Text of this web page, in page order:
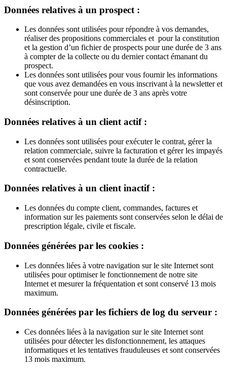
Données relatives à un prospect :
Les données sont utilisées pour répondre à vos demandes,
réaliser des propositions commerciales et pour la constitution
et la gestion d’un fichier de prospects pour une durée de 3 ans
à compter de la collecte ou du dernier contact émanant du
prospect.
Les données sont utilisées pour vous fournir les informations
que vous avez demandées en vous inscrivant à la newsletter et
sont conservée pour une durée de 3 ans après votre
désinscription.
Données relatives à un client actif :
Les données sont utilisées pour exécuter le contrat, gérer la
relation commerciale, suivre la facturation et gérer les impayés
et sont conservées pendant toute la durée de la relation
contractuelle.
Données relatives à un client inactif :
Les données du compte client, commandes, factures et
information sur les paiements sont conservées selon le délai de
prescription légale, civile et fiscale.
Données générées par les cookies :
Les données liées à votre navigation sur le site Internet sont
utilisées pour optimiser le fonctionnement de notre site
Internet et mesurer la fréquentation et sont conservé 13 mois
maximum.
Données générées par les fichiers de log du serveur :
Ces données liées à la navigation sur le site Internet sont
utilisées pour détecter les disfonctionnement, les attaques
informatiques et les tentatives frauduleuses et sont conservées
13 mois maximum.